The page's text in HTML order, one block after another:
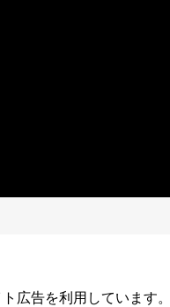
広告を利用しています